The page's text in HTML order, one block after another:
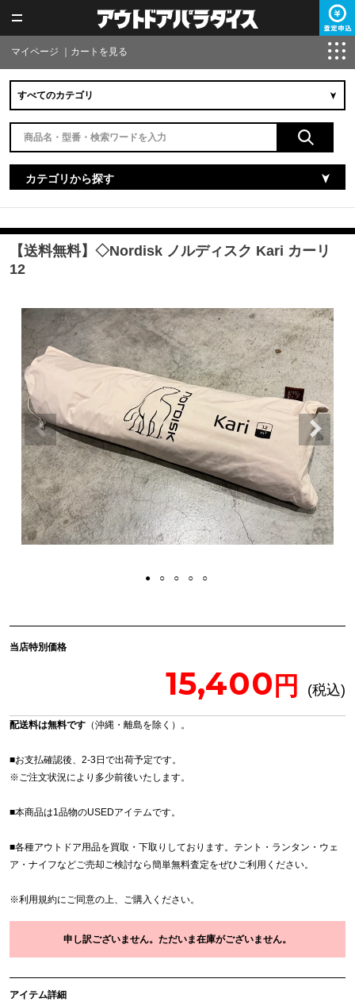
マイページ カートを見る
カテゴリから探す
【送料無料】◇Nordisk ノルディスク Kari カーリ
12
当店特別価格
15,400
配送料は無料です （沖縄・離島を除く）。
■お支払確認後、2-3日で出荷予定です。
※ご注文状況により多少前後いたします。
■本商品は1品物のUSEDアイテムです。
■各種アウトドア用品を買取・下取りしております。テント・ランタン・ウェ
ア・ナイフなどご売却ご検討なら簡単無料査定をぜひご利用ください。
※利用規約にご同意の上、ご購入ください。
申し訳ございません。ただいま在庫がございません。
アイテム詳細